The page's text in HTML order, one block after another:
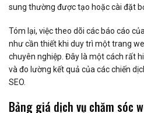
sung thường được tạo hoặc cài đặt
Tóm lại, việc theo dõi các báo cáo
như cần thiết khi duy trì một trang
chuyên nghiệp. Đây là một cách rất
và đo lường kết quả của các chiến
SEO.
Bảng giá dịch vụ chăm sóc